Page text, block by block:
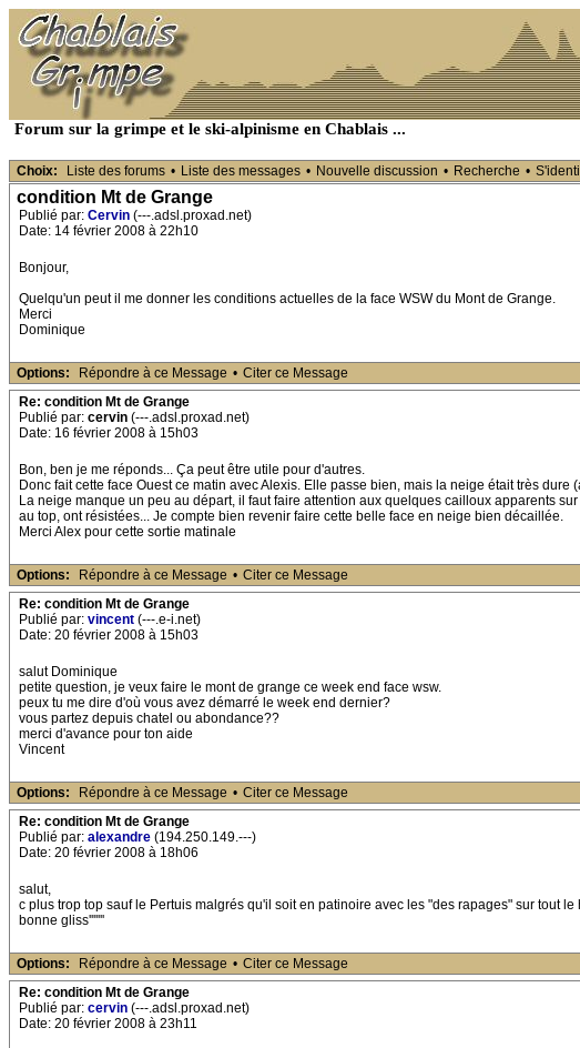
Forum sur la grimpe et le ski-alpinisme en Chablais ...
Choix: Liste des forums • Liste des messages • Nouvelle discussion • Recherche •
condition Mt de Grange
Publié par: Cervin (---.adsl.proxad.net)
Date: 14 février 2008 à 22h10
Bonjour,
Quelqu'un peut il me donner les conditions actuelles de la face WSW du Mont de Grange.
Merci
Dominique
Options: Répondre à ce Message • Citer ce Message
Re: condition Mt de Grange
Publié par: cervin (---.adsl.proxad.net)
Date: 16 février 2008 à 15h03
Bon, ben je me réponds... Ça peut être utile pour d'autres.
Donc fait cette face Ouest ce matin avec Alexis. Elle passe bien, mais la neige était très
La neige manque un peu au départ, il faut faire attention aux quelques cailloux apparents
au top, ont résistées... Je compte bien revenir faire cette belle face en neige bien décaillée.
Merci Alex pour cette sortie matinale
Options: Répondre à ce Message • Citer ce Message
Re: condition Mt de Grange
Publié par: vincent (---.e-i.net)
Date: 20 février 2008 à 15h03
salut Dominique
petite question, je veux faire le mont de grange ce week end face wsw.
peux tu me dire d'où vous avez démarré le week end dernier?
vous partez depuis chatel ou abondance??
merci d'avance pour ton aide
Vincent
Options: Répondre à ce Message • Citer ce Message
Re: condition Mt de Grange
Publié par: alexandre (194.250.149.---)
Date: 20 février 2008 à 18h06
salut,
c plus trop top sauf le Pertuis malgrés qu'il soit en patinoire avec les "des rapages" sur tout
bonne gliss'''''''
Options: Répondre à ce Message • Citer ce Message
Re: condition Mt de Grange
Publié par: cervin (---.adsl.proxad.net)
Date: 20 février 2008 à 23h11